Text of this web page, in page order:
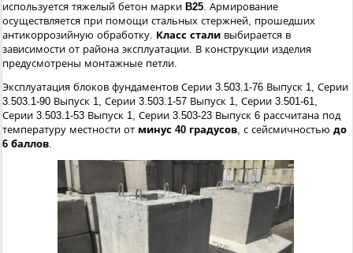
используется тяжелый бетон марки B25. Армирование
осуществляется при помощи стальных стержней, прошедших
антикоррозийную обработку. Класс стали выбирается в
зависимости от района эксплуатации. В конструкции изделия
предусмотрены монтажные петли.
Эксплуатация блоков фундаментов Серии 3.503.1-76 Выпуск 1, Серии
3.503.1-90 Выпуск 1, Серии 3.503.1-57 Выпуск 1, Серии 3.501-61,
Серии 3.503.1-53 Выпуск 1, Серии 3.503-23 Выпуск 6 рассчитана под
температуру местности от минус 40 градусов, с сейсмичностью до
6 баллов.